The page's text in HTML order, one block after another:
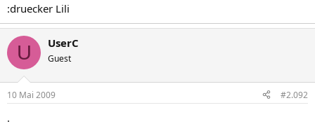
:druecker Lili
U UserC
Guest
10 Mai 2009 #2.092
.